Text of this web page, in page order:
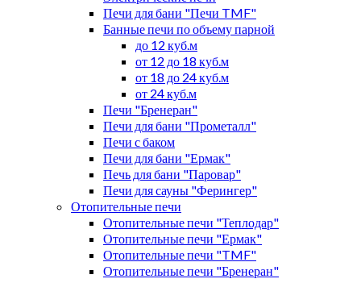
Печи для бани "Печи TMF"
Банные печи по объему парной
до 12 куб.м
от 12 до 18 куб.м
от 18 до 24 куб.м
от 24 куб.м
Печи "Бренеран"
Печи для бани "Прометалл"
Печи с баком
Печи для бани "Ермак"
Печь для бани "Паровар"
Печи для сауны "Ферингер"
Отопительные печи
Отопительные печи "Теплодар"
Отопительные печи "Ермак"
Отопительные печи "TMF"
Отопительные печи "Бренеран"